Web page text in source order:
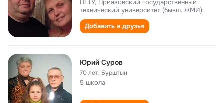
ПГТУ, Приазовский государственный
технический университет (бывш. ЖМИ)
Добавить в друзья
Юрий Суров
70 лет, Бурштын
5 школа